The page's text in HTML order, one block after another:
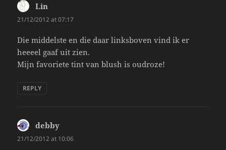
Lin
21/12/2012 at 07:17
Die middelste en die daar linksboven vind ik er
heeeel gaaf uit zien.
Mijn favoriete tint van blush is oudroze!
REPLY
debby
21/12/2012 at 10:06